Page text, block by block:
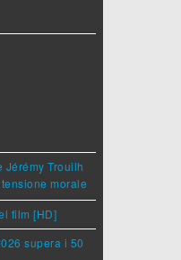
Jérémy Trouilh
morale
film [HD]
supera i 50